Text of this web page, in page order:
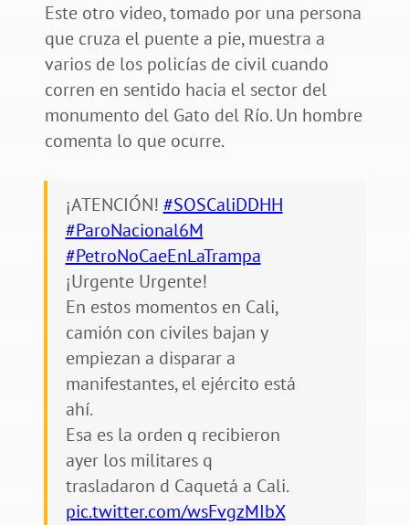
Este otro video, tomado por una persona
que cruza el puente a pie, muestra a
varios de los policías de civil cuando
corren en sentido hacia el sector del
monumento del Gato del Río. Un hombre
comenta lo que ocurre.
¡ATENCIÓN! #SOSCaliDDHH
#ParoNacional6M
#PetroNoCaeEnLaTrampa
¡Urgente Urgente!
En estos momentos en Cali,
camión con civiles bajan y
empiezan a disparar a
manifestantes, el ejército está
ahí.
Esa es la orden q recibieron
ayer los militares q
trasladaron d Caquetá a Cali.
pic.twitter.com/wsFvgzMIbX